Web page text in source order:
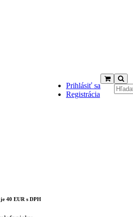
Prihlásiť sa
Registrácia
40 EUR s DPH